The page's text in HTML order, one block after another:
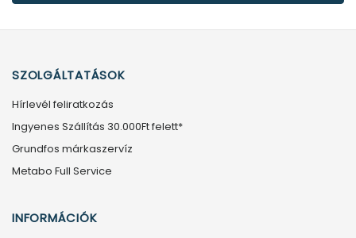
SZOLGÁLTATÁSOK
Hírlevél feliratkozás
Ingyenes Szállítás 30.000Ft felett*
Grundfos márkaszervíz
Metabo Full Service
INFORMÁCIÓK